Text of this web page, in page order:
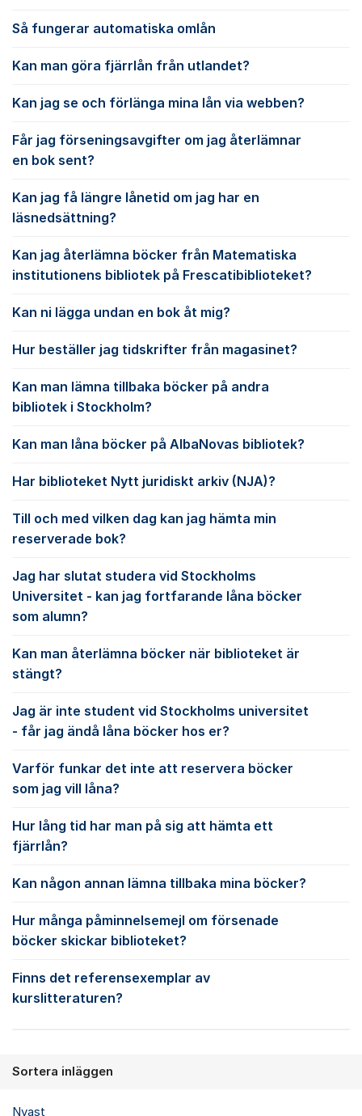
Så fungerar automatiska omlån
Kan man göra fjärrlån från utlandet?
Kan jag se och förlänga mina lån via webben?
Får jag förseningsavgifter om jag återlämnar
en bok sent?
Kan jag få längre lånetid om jag har en
läsnedsättning?
Kan jag återlämna böcker från Matematiska
institutionens bibliotek på Frescatibiblioteket?
Kan ni lägga undan en bok åt mig?
Hur beställer jag tidskrifter från magasinet?
Kan man lämna tillbaka böcker på andra
bibliotek i Stockholm?
Kan man låna böcker på AlbaNovas bibliotek?
Har biblioteket Nytt juridiskt arkiv (NJA)?
Till och med vilken dag kan jag hämta min
reserverade bok?
Jag har slutat studera vid Stockholms
Universitet - kan jag fortfarande låna böcker
som alumn?
Kan man återlämna böcker när biblioteket är
stängt?
Jag är inte student vid Stockholms universitet
- får jag ändå låna böcker hos er?
Varför funkar det inte att reservera böcker
som jag vill låna?
Hur lång tid har man på sig att hämta ett
fjärrlån?
Kan någon annan lämna tillbaka mina böcker?
Hur många påminnelsemejl om försenade
böcker skickar biblioteket?
Finns det referensexemplar av
kurslitteraturen?
Sortera inläggen
Nyast